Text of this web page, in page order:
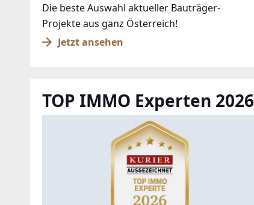
Die beste Auswahl aktueller Bauträger-
Projekte aus ganz Österreich!
Jetzt ansehen
TOP IMMO Experten 2026